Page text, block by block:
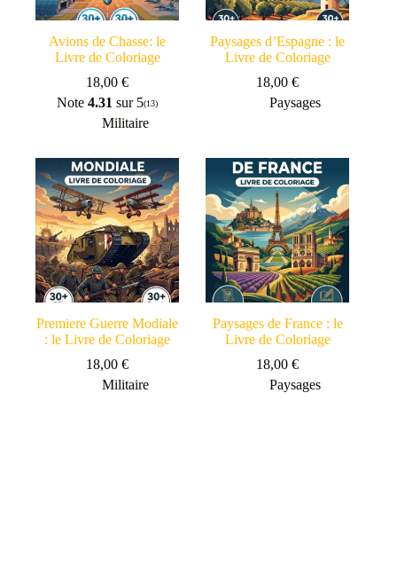
Avions de Chasse: le
Livre de Coloriage
18,00€
Note4.31 sur 5(13)
Militaire
Paysages d’Espagne : le
Livre de Coloriage
18,00€
Paysages
Premiere Guerre Modiale
: le Livre de Coloriage
18,00€
Militaire
Paysages de France : le
Livre de Coloriage
18,00€
Paysages